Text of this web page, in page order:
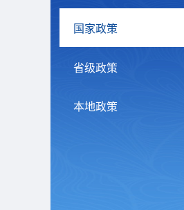
国家政策
省级政策
本地政策